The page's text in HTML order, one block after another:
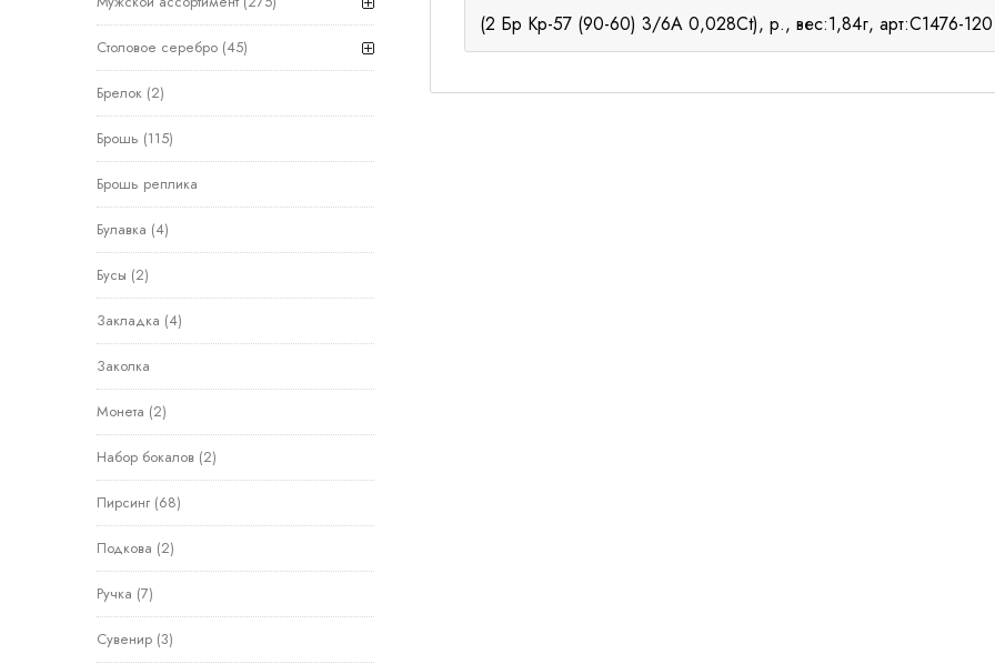
(2 Бр Кр-57 (90-60) 3/6А 0,028Ct), р., вес:1,84г, арт:С1476-120
Столовое серебро (45)
Брелок (2)
Брошь (115)
Брошь реплика
Булавка (4)
Бусы (2)
Закладка (4)
Заколка
Монета (2)
Набор бокалов (2)
Пирсинг (68)
Подкова (2)
Ручка (7)
Сувенир (3)